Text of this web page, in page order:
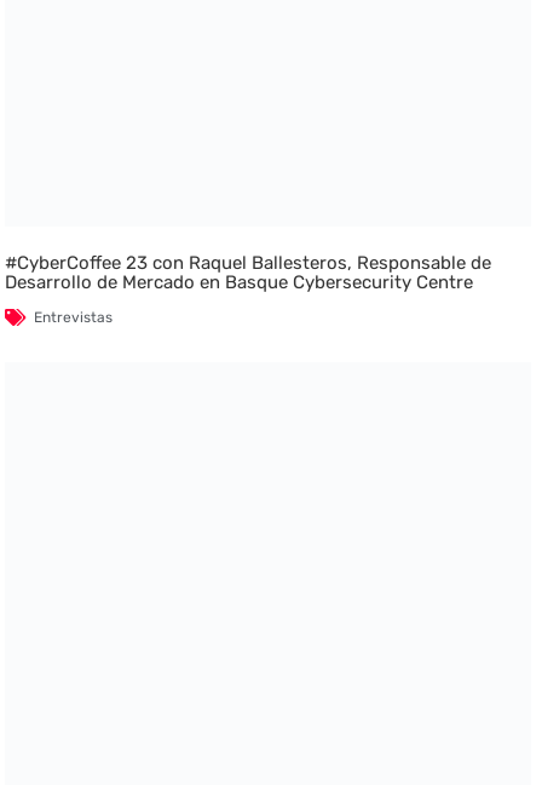
#CyberCoffee 23 con Raquel Ballesteros, Responsable de
Desarrollo de Mercado en Basque Cybersecurity Centre
Entrevistas